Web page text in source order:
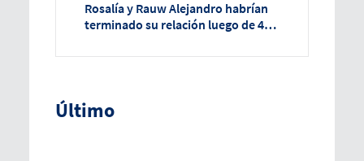
Rosalía y Rauw Alejandro habrían
terminado su relación luego de 4
Último